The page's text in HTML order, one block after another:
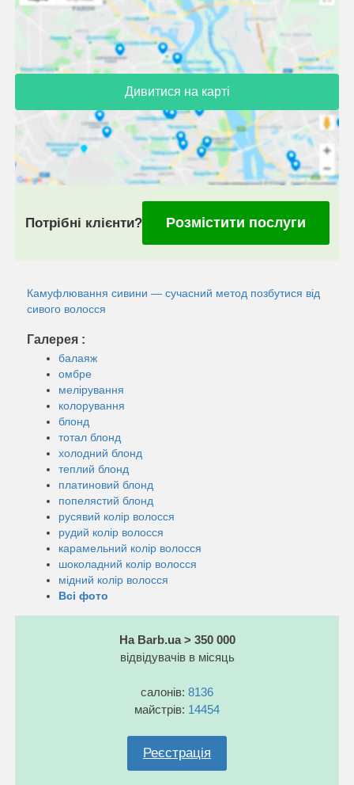
Дивитися на карті
Потрібні клієнти? Розмістити послуги
Камуфлювання сивини — сучасний метод позбутися від
сивого волосся
Галерея :
балаяж
омбре
мелірування
колорування
блонд
тотал блонд
холодний блонд
теплий блонд
платиновий блонд
попелястий блонд
русявий колір волосся
рудий колір волосся
карамельний колір волосся
шоколадний колір волосся
мідний колір волосся
Всі фото
На Barb.ua > 350 000
відвідувачів в місяць
салонів: 8136
майстрів: 14454
Реєстрація